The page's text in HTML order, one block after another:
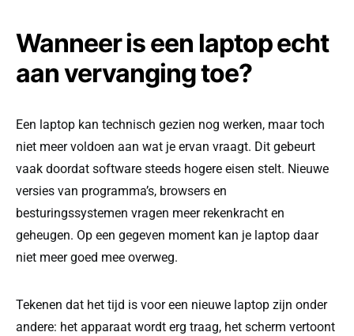
Wanneer is een laptop echt
aan vervanging toe?
Een laptop kan technisch gezien nog werken, maar toch
niet meer voldoen aan wat je ervan vraagt. Dit gebeurt
vaak doordat software steeds hogere eisen stelt. Nieuwe
versies van programma’s, browsers en
besturingssystemen vragen meer rekenkracht en
geheugen. Op een gegeven moment kan je laptop daar
niet meer goed mee overweg.
Tekenen dat het tijd is voor een nieuwe laptop zijn onder
andere: het apparaat wordt erg traag, het scherm vertoont